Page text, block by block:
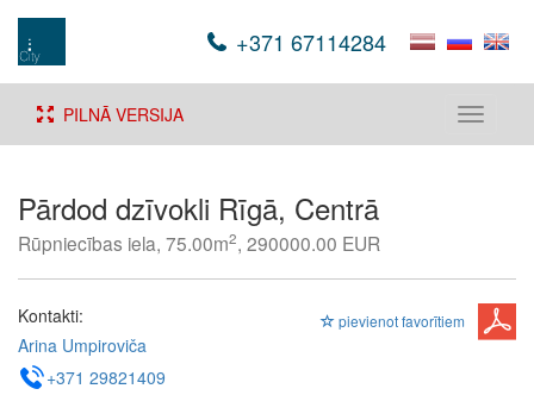
+371 67114284
Toggle
PILNĀ VERSIJA
Pārdod dzīvokli Rīgā, Centrā
Rūpniecības iela, 75.00m2, 290000.00 EUR
pievienot favorītiem
Kontakti:
Arina Umpiroviča
+371 29821409